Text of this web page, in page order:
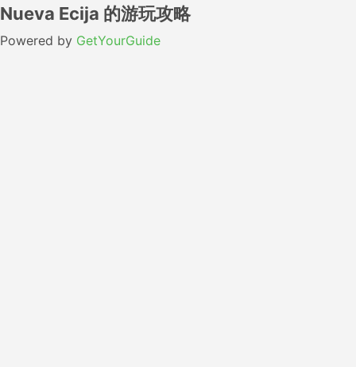
Nueva Ecija 的游玩攻略
Powered by GetYourGuide